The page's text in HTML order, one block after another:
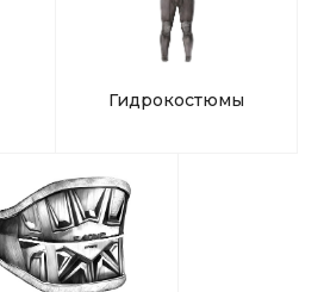
Гидрокостюмы